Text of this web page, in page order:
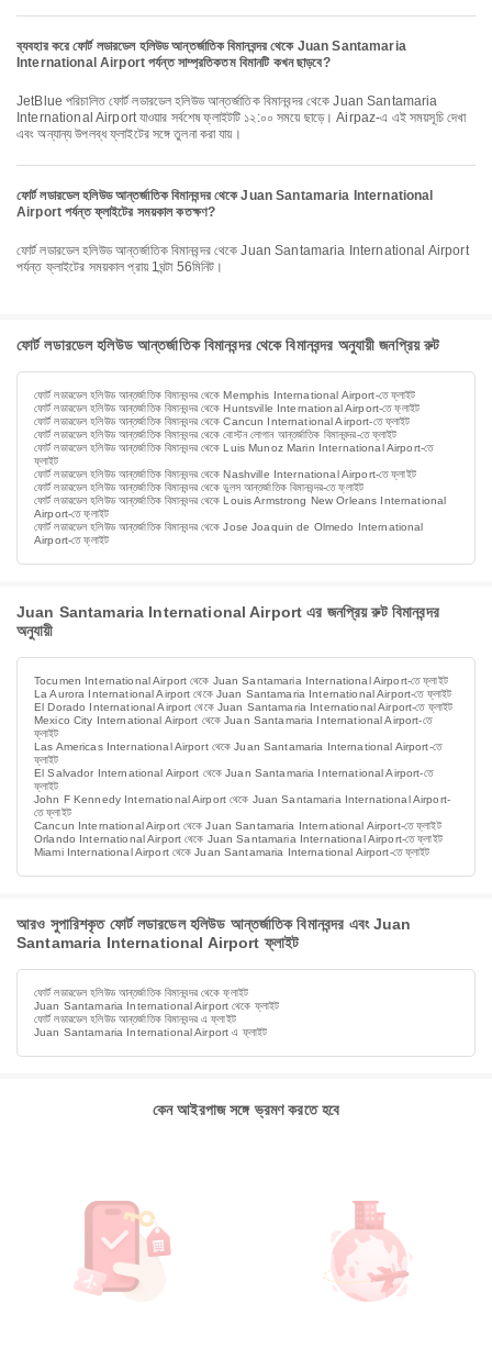
ব্যবহার করে ফোর্ট লডারডেল হলিউড আন্তর্জাতিক বিমানবন্দর থেকে Juan Santamaria
International Airport পর্যন্ত সাম্প্রতিকতম বিমানটি কখন ছাড়বে?
JetBlue পরিচালিত ফোর্ট লডারডেল হলিউড আন্তর্জাতিক বিমানবন্দর থেকে Juan Santamaria
International Airport যাওয়ার সর্বশেষ ফ্লাইটটি ১২:০০ সময়ে ছাড়ে। Airpaz-এ এই সময়সূচি দেখা
এবং অন্যান্য উপলব্ধ ফ্লাইটের সঙ্গে তুলনা করা যায়।
ফোর্ট লডারডেল হলিউড আন্তর্জাতিক বিমানবন্দর থেকে Juan Santamaria International
Airport পর্যন্ত ফ্লাইটের সময়কাল কতক্ষণ?
ফোর্ট লডারডেল হলিউড আন্তর্জাতিক বিমানবন্দর থেকে Juan Santamaria International Airport
পর্যন্ত ফ্লাইটের সময়কাল প্রায় 1ঘন্টা 56মিনিট।
ফোর্ট লডারডেল হলিউড আন্তর্জাতিক বিমানবন্দর থেকে বিমানবন্দর অনুযায়ী জনপ্রিয় রুট
ফোর্ট লডারডেল হলিউড আন্তর্জাতিক বিমানবন্দর থেকে Memphis International Airport-তে ফ্লাইট
ফোর্ট লডারডেল হলিউড আন্তর্জাতিক বিমানবন্দর থেকে Huntsville International Airport-তে ফ্লাইট
ফোর্ট লডারডেল হলিউড আন্তর্জাতিক বিমানবন্দর থেকে Cancun International Airport-তে ফ্লাইট
ফোর্ট লডারডেল হলিউড আন্তর্জাতিক বিমানবন্দর থেকে বোস্টন লোগান আন্তর্জাতিক বিমানবন্দর-তে ফ্লাইট
ফোর্ট লডারডেল হলিউড আন্তর্জাতিক বিমানবন্দর থেকে Luis Munoz Marin International Airport-তে
ফ্লাইট
ফোর্ট লডারডেল হলিউড আন্তর্জাতিক বিমানবন্দর থেকে Nashville International Airport-তে ফ্লাইট
ফোর্ট লডারডেল হলিউড আন্তর্জাতিক বিমানবন্দর থেকে ডুলস আন্তর্জাতিক বিমানবন্দর-তে ফ্লাইট
ফোর্ট লডারডেল হলিউড আন্তর্জাতিক বিমানবন্দর থেকে Louis Armstrong New Orleans International
Airport-তে ফ্লাইট
ফোর্ট লডারডেল হলিউড আন্তর্জাতিক বিমানবন্দর থেকে Jose Joaquin de Olmedo International
Airport-তে ফ্লাইট
Juan Santamaria International Airport এর জনপ্রিয় রুট বিমানবন্দর
অনুযায়ী
Tocumen International Airport থেকে Juan Santamaria International Airport-তে ফ্লাইট
La Aurora International Airport থেকে Juan Santamaria International Airport-তে ফ্লাইট
El Dorado International Airport থেকে Juan Santamaria International Airport-তে ফ্লাইট
Mexico City International Airport থেকে Juan Santamaria International Airport-তে
ফ্লাইট
Las Americas International Airport থেকে Juan Santamaria International Airport-তে
ফ্লাইট
El Salvador International Airport থেকে Juan Santamaria International Airport-তে
ফ্লাইট
John F Kennedy International Airport থেকে Juan Santamaria International Airport-
তে ফ্লাইট
Cancun International Airport থেকে Juan Santamaria International Airport-তে ফ্লাইট
Orlando International Airport থেকে Juan Santamaria International Airport-তে ফ্লাইট
Miami International Airport থেকে Juan Santamaria International Airport-তে ফ্লাইট
আরও সুপারিশকৃত ফোর্ট লডারডেল হলিউড আন্তর্জাতিক বিমানবন্দর এবং Juan
Santamaria International Airport ফ্লাইট
ফোর্ট লডারডেল হলিউড আন্তর্জাতিক বিমানবন্দর থেকে ফ্লাইট
Juan Santamaria International Airport থেকে ফ্লাইট
ফোর্ট লডারডেল হলিউড আন্তর্জাতিক বিমানবন্দর এ ফ্লাইট
Juan Santamaria International Airport এ ফ্লাইট
কেন আইরপাজ সঙ্গে ভ্রমণ করতে হবে